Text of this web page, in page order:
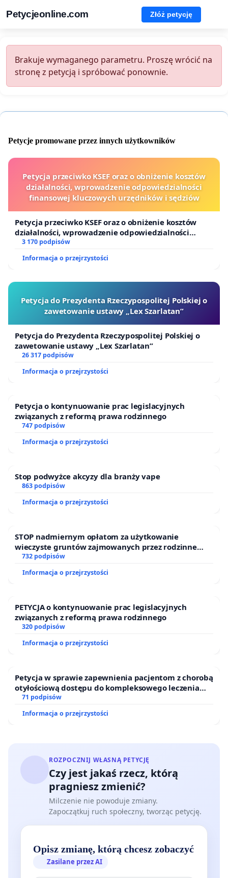
Petycjeonline.com Złóż petycję
Brakuje wymaganego parametru. Proszę wrócić na
stronę z petycją i spróbować ponownie.
Petycje promowane przez innych użytkowników
Petycja przeciwko KSEF oraz o obniżenie kosztów
działalności, wprowadzenie odpowiedzialności
finansowej kluczowych urzędników i sędziów
Petycja przeciwko KSEF oraz o obniżenie kosztów
działalności, wprowadzenie odpowiedzialności
finansowej kluczowych urzędników i sędziów
3 170 podpisów
Informacja o przejrzystości
Petycja do Prezydenta Rzeczypospolitej Polskiej o
zawetowanie ustawy „Lex Szarlatan”
Petycja do Prezydenta Rzeczypospolitej Polskiej o
zawetowanie ustawy „Lex Szarlatan”
26 317 podpisów
Informacja o przejrzystości
Petycja o kontynuowanie prac legislacyjnych
związanych z reformą prawa rodzinnego
747 podpisów
Informacja o przejrzystości
Stop podwyżce akcyzy dla branży vape
863 podpisów
Informacja o przejrzystości
STOP nadmiernym opłatom za użytkowanie
wieczyste gruntów zajmowanych przez rodzinne
ogrody działkowe.
732 podpisów
Informacja o przejrzystości
PETYCJA o kontynuowanie prac legislacyjnych
związanych z reformą prawa rodzinnego
320 podpisów
Informacja o przejrzystości
Petycja w sprawie zapewnienia pacjentom z chorobą
otyłościową dostępu do kompleksowego leczenia
oraz programów profilaktycznych.
71 podpisów
Informacja o przejrzystości
ROZPOCZNIJ WŁASNĄ PETYCJĘ
Czy jest jakaś rzecz, którą
pragniesz zmienić?
Milczenie nie powoduje zmiany.
Zapoczątkuj ruch społeczny, tworząc petycję.
Opisz zmianę, którą chcesz zobaczyć
Zasilane przez AI